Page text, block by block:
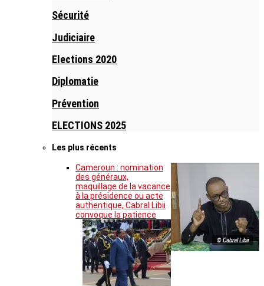
Sécurité
Judiciaire
Elections 2020
Diplomatie
Prévention
ELECTIONS 2025
Les plus récents
© Cabral Libii
Cameroun : nomination
des généraux,
maquillage de la vacance
à la présidence ou acte
authentique, Cabral Libii
convoque la patience